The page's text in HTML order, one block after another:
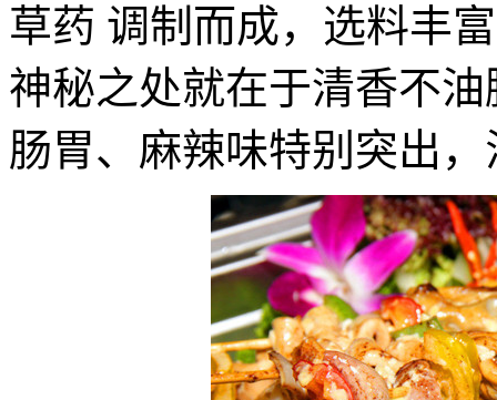
草药 调制而成，选料丰
神秘之处就在于清香不
肠胃、麻辣味特别突出